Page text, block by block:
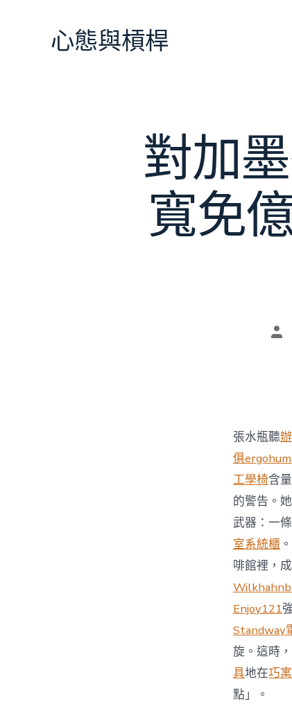
心態與槓桿
對加
寬免
文
張水瓶聽
俱
工學椅含
的警告。她
武器：一
室系統櫃
啡館裡，成
Wilkhahn
Enjoy121
Standway
旋。這時
具地在巧
點」。